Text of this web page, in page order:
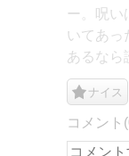
ー。呪い
いてあっ
あるなら
ナイス
コメント